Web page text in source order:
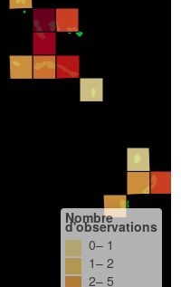
Nombre
d'observations
0– 1
1– 2
2– 5